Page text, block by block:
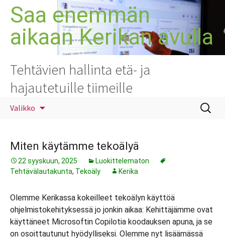
Siirry
sisältöön
Saa enemmän
aikaan Kerikan avulla
Tehtävien hallinta etä- ja
hajautetuille tiimeille
Valikko
Haku:
Miten käytämme tekoälyä
22 syyskuun, 2025
Luokittelematon
Tehtävälautakunta, Tekoäly Kerika
Olemme Kerikassa kokeilleet tekoälyn käyttöä
ohjelmistokehityksessä jo jonkin aikaa: Kehittäjämme ovat
käyttäneet Microsoftin Copilotia koodauksen apuna, ja se
on osoittautunut hyödylliseksi. Olemme nyt lisäämässä